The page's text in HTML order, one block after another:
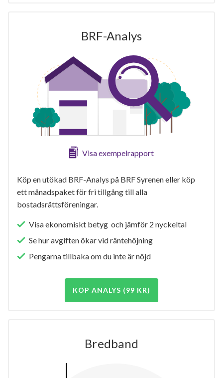
BRF-Analys
Visa exempelrapport
Köp en utökad BRF-Analys på BRF Syrenen eller köp
ett månadspaket för fri tillgång till alla
bostadsrättsföreningar.
Visa ekonomiskt betyg och jämför 2 nyckeltal
Se hur avgiften ökar vid räntehöjning
Pengarna tillbaka om du inte är nöjd
KÖP ANALYS (99 KR)
Bredband